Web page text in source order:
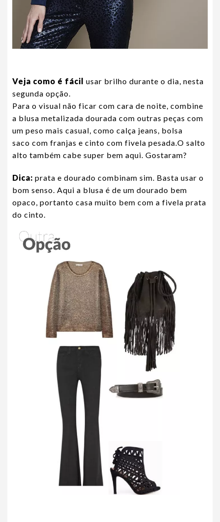
Veja como é fácil usar brilho durante o dia, nesta
segunda opção.
Para o visual não ficar com cara de noite, combine
a blusa metalizada dourada com outras peças com
um peso mais casual, como calça jeans, bolsa
saco com franjas e cinto com fivela pesada.O salto
alto também cabe super bem aqui. Gostaram?
Dica: prata e dourado combinam sim. Basta usar o
bom senso. Aqui a blusa é de um dourado bem
opaco, portanto casa muito bem com a fivela prata
do cinto.